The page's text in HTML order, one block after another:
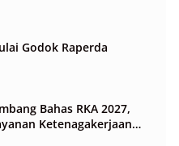
Godok Raperda
Bahas RKA 2027,
Ketenagakerjaan